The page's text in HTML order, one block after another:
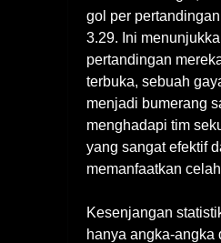
gol per
3.29. Ini
pertandingan
terbuka, sebuah
menjadi bumerang
menghadapi tim
yang sangat efektif
memanfaatkan
Kesenjangan
hanya angka-angka